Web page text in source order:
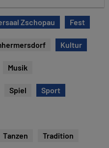
Zschopau Fest
Kultur
Musik
Spiel Sport
Tanzen Tradition